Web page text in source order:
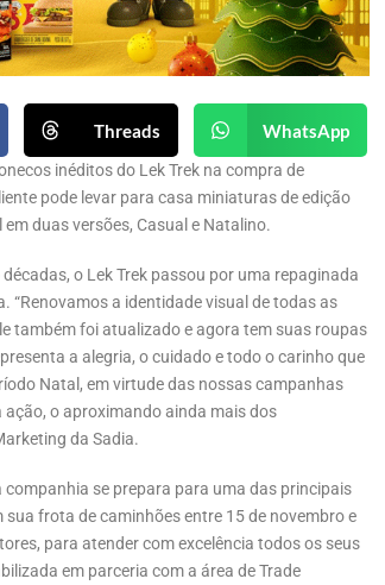
Threads WhatsApp
inéditos do Lek Trek na compra de
pode levar para casa miniaturas de edição
duas versões, Casual e Natalino.
o Lek Trek passou por uma repaginada
“Renovamos a identidade visual de todas as
também foi atualizado e agora tem suas roupas
a alegria, o cuidado e todo o carinho que
Natal, em virtude das nossas campanhas
o aproximando ainda mais dos
da Sadia.
companhia se prepara para uma das principais
frota de caminhões entre 15 de novembro e
para atender com excelência todos os seus
em parceria com a área de Trade